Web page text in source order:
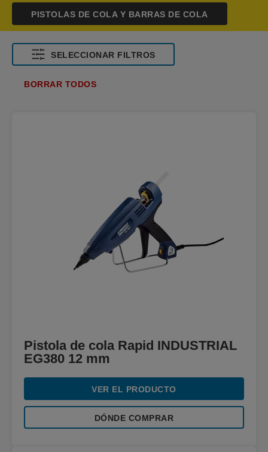
PISTOLAS DE COLA Y BARRAS DE COLA
SELECCIONAR FILTROS
BORRAR TODOS
Pistola de cola Rapid INDUSTRIAL
EG380 12 mm
VER EL PRODUCTO
DÓNDE COMPRAR